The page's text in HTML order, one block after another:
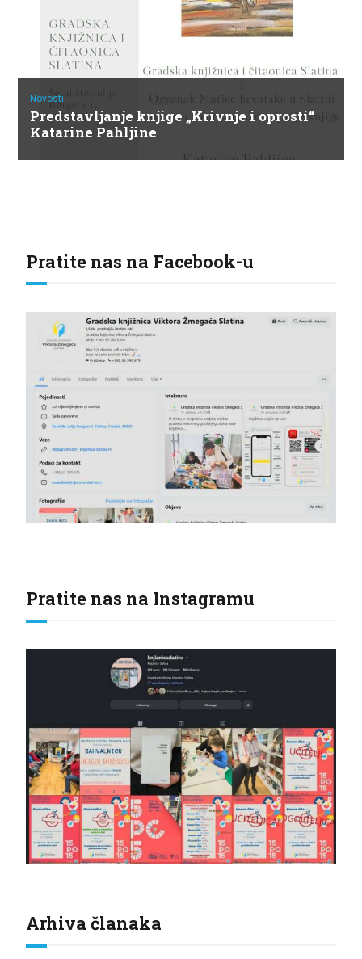
Novosti
Predstavljanje knjige „Krivnje i oprosti“
Katarine Pahljine
Pratite nas na Facebook-u
Pratite nas na Instagramu
Arhiva članaka